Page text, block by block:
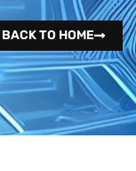
BACK TO HOME